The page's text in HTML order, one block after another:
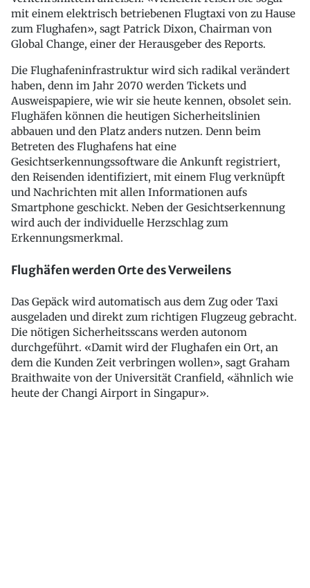
mit einem elektrisch betriebenen Flugtaxi von zu Hause
zum Flughafen», sagt Patrick Dixon, Chairman von
Global Change, einer der Herausgeber des Reports.
Die Flughafeninfrastruktur wird sich radikal verändert
haben, denn im Jahr 2070 werden Tickets und
Ausweispapiere, wie wir sie heute kennen, obsolet sein.
Flughäfen können die heutigen Sicherheitslinien
abbauen und den Platz anders nutzen. Denn beim
Betreten des Flughafens hat eine
Gesichtserkennungssoftware die Ankunft registriert,
den Reisenden identifiziert, mit einem Flug verknüpft
und Nachrichten mit allen Informationen aufs
Smartphone geschickt. Neben der Gesichtserkennung
wird auch der individuelle Herzschlag zum
Erkennungsmerkmal.
Flughäfen werden Orte des Verweilens
Das Gepäck wird automatisch aus dem Zug oder Taxi
ausgeladen und direkt zum richtigen Flugzeug gebracht.
Die nötigen Sicherheitsscans werden autonom
durchgeführt. «Damit wird der Flughafen ein Ort, an
dem die Kunden Zeit verbringen wollen», sagt Graham
Braithwaite von der Universität Cranfield, «ähnlich wie
heute der Changi Airport in Singapur».